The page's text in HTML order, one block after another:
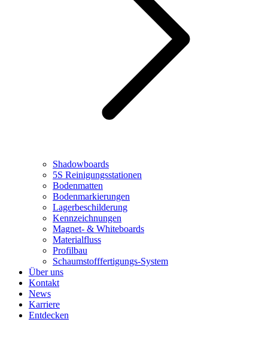
Shadowboards
5S Reinigungsstationen
Bodenmatten
Bodenmarkierungen
Lagerbeschilderung
Kennzeichnungen
Magnet- & Whiteboards
Materialfluss
Profilbau
Schaumstofffertigungs-System
Über uns
Kontakt
News
Karriere
Entdecken